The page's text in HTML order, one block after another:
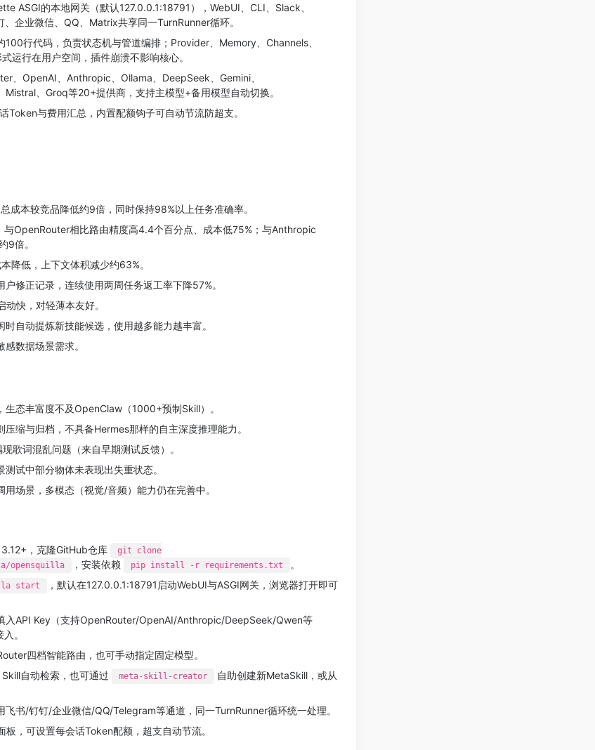
ASGI的本地网关（默认127.0.0.1:18791），WebUI、CLI、Slack、
企业微信、QQ、Matrix共享同一TurnRunner循环。
100行代码，负责状态机与管道编排；Provider、Memory、Channels、
运行在用户空间，插件崩溃不影响核心。
、OpenAI、Anthropic、Ollama、DeepSeek、Gemini、
、Groq等20+提供商，支持主模型+备用模型自动切换。
Token与费用汇总，内置配额钩子可自动节流防超支。
成本较竞品降低约9倍，同时保持98%以上任务准确率。
与OpenRouter相比路由精度高4.4个百分点、成本低75%；与Anthropic
9倍。
降低，上下文体积减少约63%。
修正记录，连续使用两周任务返工率下降57%。
快，对轻薄本友好。
自动提炼新技能候选，使用越多能力越丰富。
数据场景需求。
生态丰富度不及OpenClaw（1000+预制Skill）。
缩与归档，不具备Hermes那样的自主深度推理能力。
歌词混乱问题（来自早期测试反馈）。
试中部分物体未表现出失重状态。
场景，多模态（视觉/音频）能力仍在完善中。
，克隆GitHub仓库
git clone
opensquilla
，安装依赖 pip install -r requirements.txt
。
start
，默认在127.0.0.1:18791启动WebUI与ASGI网关，浏览器打开即可
入API Key（支持OpenRouter/OpenAI/Anthropic/DeepSeek/Qwen等
。
四档智能路由，也可手动指定固定模型。
Skill自动检索，也可通过 meta-skill-creator
自助创建新MetaSkill，或从
飞书/钉钉/企业微信/QQ/Telegram等通道，同一TurnRunner循环统一处理。
板，可设置每会话Token配额，超支自动节流。